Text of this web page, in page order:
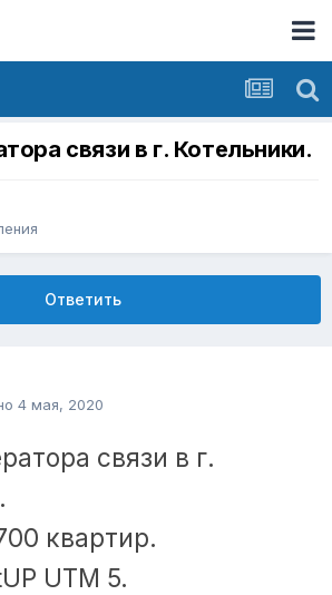
связи в г. Котельники.
Ответить
4 мая, 2020
связи в г.
квартир.
UTM 5.